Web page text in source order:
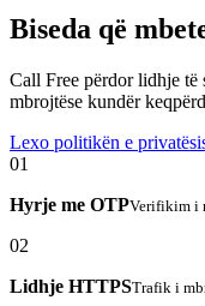
Biseda që
Call Free përdor lidhje
mbrojtëse kundër
Lexo politikën e
01
Hyrje me OTPVerifikim i
02
Lidhje HTTPSTrafik i